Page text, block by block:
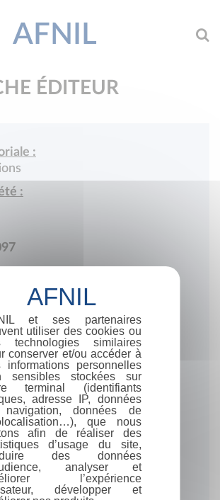
AFNIL
ÉDITEUR
:
:
au-Mont-d'Or
:
et ses partenaires
utiliser des cookies ou
technologies similaires
conserver et/ou accéder à
informations personnelles
sensibles stockées sur
terminal (identifiants
adresse IP, données
données de
que nous
afin de réaliser des
d’usage du site,
des données
analyser et
l’expérience
développer et